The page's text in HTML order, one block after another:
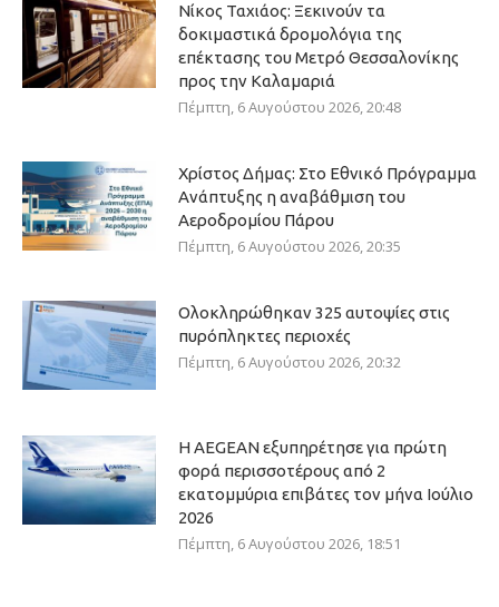
Νίκος Ταχιάος: Ξεκινούν τα
δοκιμαστικά δρομολόγια της
επέκτασης του Μετρό Θεσσαλονίκης
προς την Καλαμαριά
Πέμπτη, 6 Αυγούστου 2026, 20:48
Χρίστος Δήμας: Στο Εθνικό Πρόγραμμα
Ανάπτυξης η αναβάθμιση του
Αεροδρομίου Πάρου
Πέμπτη, 6 Αυγούστου 2026, 20:35
Ολοκληρώθηκαν 325 αυτοψίες στις
πυρόπληκτες περιοχές
Πέμπτη, 6 Αυγούστου 2026, 20:32
Η AEGEAN εξυπηρέτησε για πρώτη
φορά περισσοτέρους από 2
εκατομμύρια επιβάτες τον μήνα Ιούλιο
2026
Πέμπτη, 6 Αυγούστου 2026, 18:51